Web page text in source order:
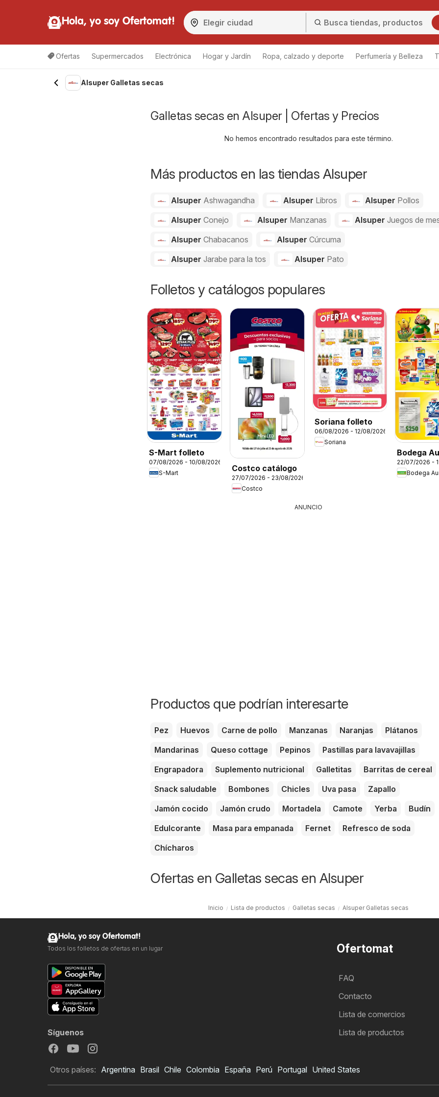
Hola, yo soy Ofertomat!
Ofertas Supermercados Electrónica Hogar y Jardín Ropa, calzado y deporte Perfumería y Belleza
Alsuper Galletas secas
Galletas secas en Alsuper | Ofertas y Precios
No hemos encontrado resultados para este término.
Más productos en las tiendas Alsuper
Alsuper Ashwagandha Alsuper Libros Alsuper Pollos
Alsuper Conejo Alsuper Manzanas AlsuperJuegos de
Alsuper Chabacanos Alsuper Cúrcuma
Alsuper Jarabe para la tos Alsuper Pato
Folletos y catálogos populares
S-Mart folleto
07/08/2026 - 10/08/2026
S-Mart
Costco catálogo
27/07/2026 - 23/08/2026
Costco
Soriana folleto
06/08/2026 - 12/08/2026
Soriana
Bodega
folleto
22/07/2026 -
Bodega
ANUNCIO
Productos que podrían interesarte
Pez Huevos Carne de pollo Manzanas Naranjas
Plátanos
Mandarinas
Queso cottage Pepinos
Pastillas para lavavajillas
Engrapadora
Suplemento nutricional Galletitas
Barritas de cereal
Snack saludable
Bombones Chicles Uva pasa
Zapallo
Jamón cocido
Jamón crudo Mortadela Camote Yerba
Budín
Edulcorante
Masa para empanada Fernet
Refresco de soda
Chícharos
Ofertas en Galletas secas en Alsuper
Inicio Lista de productos Galletas secas Alsuper Galletas secas
Ofertomat
FAQ
Contacto
Lista de comercios
Lista de productos
Hola, yo soy Ofertomat!
Todos los folletos de ofertas en un lugar
Síguenos
Otros países: Argentina Brasil Chile Colombia España Perú Portugal United States